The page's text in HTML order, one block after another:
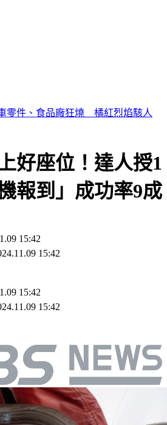
圈侵襲率」出爐 6縣市破5成
好座位！達人授1
報到」成功率9成
15:42
15:42
15:42
15:42